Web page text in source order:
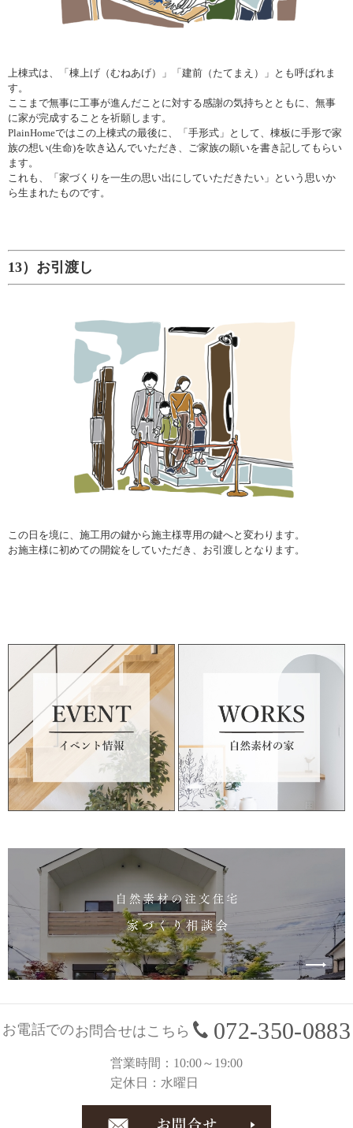
上棟式は、「棟上げ（むねあげ）」「建前（たてまえ）」とも呼ばれま
す。
ここまで無事に工事が進んだことに対する感謝の気持ちとともに、無事
に家が完成することを祈願します。
PlainHomeではこの上棟式の最後に、「手形式」として、棟板に手形で家
族の想い(生命)を吹き込んでいただき、ご家族の願いを書き記してもらい
ます。
これも、「家づくりを一生の思い出にしていただきたい」という思いか
ら生まれたものです。
13）お引渡し
この日を境に、施工用の鍵から施主様専用の鍵へと変わります。
お施主様に初めての開錠をしていただき、お引渡しとなります。
お電話でのお問合せはこちら 072-350-0883
営業時間
10:00～19:00
定休日
水曜日